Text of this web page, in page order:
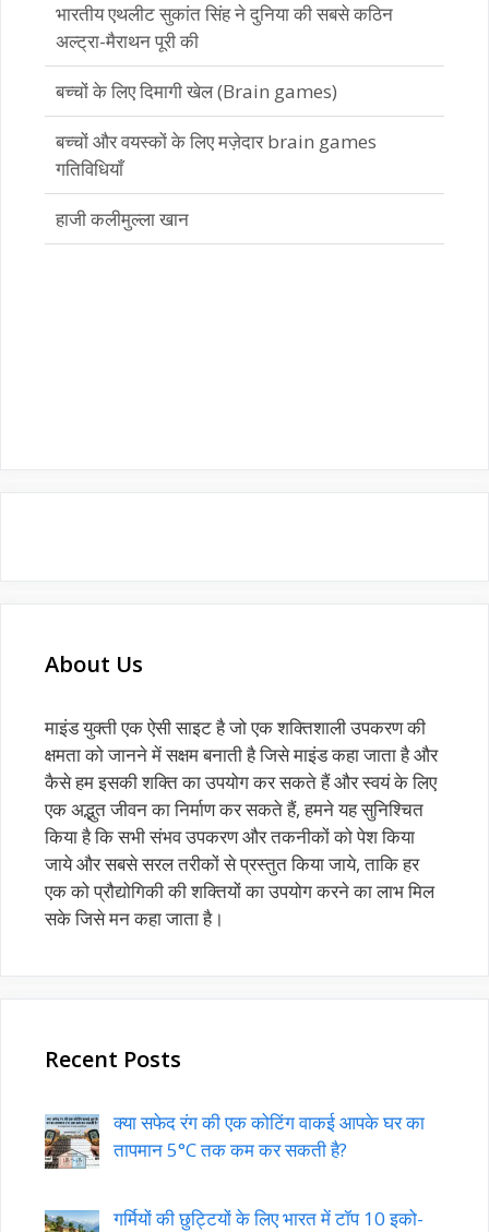
बच्चों के लिए दिमागी खेल (Brain games)
बच्चों और वयस्कों के लिए मज़ेदार brain games
गतिविधियाँ
हाजी कलीमुल्ला खान
भारतीय एथलीट सुकांत सिंह ने दुनिया की सबसे कठिन
अल्ट्रा-मैराथन पूरी की
About Us
माइंड युक्ती एक ऐसी साइट है जो एक शक्तिशाली उपकरण की
क्षमता को जानने में सक्षम बनाती है जिसे माइंड कहा जाता है और
कैसे हम इसकी शक्ति का उपयोग कर सकते हैं और स्वयं के लिए
एक अद्भुत जीवन का निर्माण कर सकते हैं, हमने यह सुनिश्चित
किया है कि सभी संभव उपकरण और तकनीकों को पेश किया
जाये और सबसे सरल तरीकों से प्रस्तुत किया जाये, ताकि हर
एक को प्रौद्योगिकी की शक्तियों का उपयोग करने का लाभ मिल
सके जिसे मन कहा जाता है।
Recent Posts
क्या सफेद रंग की एक कोटिंग वाकई आपके घर का
तापमान 5°C तक कम कर सकती है?
गर्मियों की छुट्टियों के लिए भारत में टॉप 10 इको-